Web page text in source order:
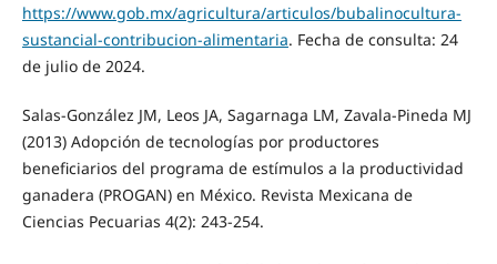
https://www.gob.mx/agricultura/articulos/bubalinocultura-
sustancial-contribucion-alimentaria. Fecha de consulta: 24
de julio de 2024.
Salas-González JM, Leos JA, Sagarnaga LM, Zavala-Pineda MJ
(2013) Adopción de tecnologías por productores
beneficiarios del programa de estímulos a la productividad
ganadera (PROGAN) en México. Revista Mexicana de
Ciencias Pecuarias 4(2): 243-254.